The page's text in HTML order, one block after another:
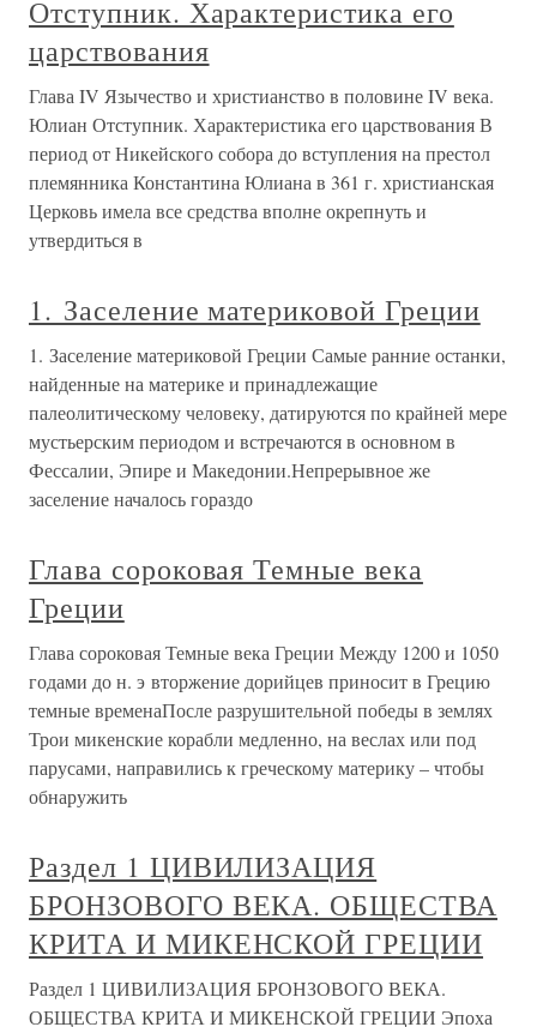
Отступник. Характеристика его
царствования
Глава IV Язычество и христианство в половине IV века.
Юлиан Отступник. Характеристика его царствования В
период от Никейского собора до вступления на престол
племянника Константина Юлиана в 361 г. христианская
Церковь имела все средства вполне окрепнуть и
утвердиться в
1. Заселение материковой Греции
1. Заселение материковой Греции Самые ранние останки,
найденные на материке и принадлежащие
палеолитическому человеку, датируются по крайней мере
мустьерским периодом и встречаются в основном в
Фессалии, Эпире и Македонии.Непрерывное же
заселение началось гораздо
Глава сороковая Темные века
Греции
Глава сороковая Темные века Греции Между 1200 и 1050
годами до н. э вторжение дорийцев приносит в Грецию
темные временаПосле разрушительной победы в землях
Трои микенские корабли медленно, на веслах или под
парусами, направились к греческому материку – чтобы
обнаружить
Раздел 1 ЦИВИЛИЗАЦИЯ
БРОНЗОВОГО ВЕКА. ОБЩЕСТВА
КРИТА И МИКЕНСКОЙ ГРЕЦИИ
Раздел 1 ЦИВИЛИЗАЦИЯ БРОНЗОВОГО ВЕКА.
ОБЩЕСТВА КРИТА И МИКЕНСКОЙ ГРЕЦИИ Эпоха